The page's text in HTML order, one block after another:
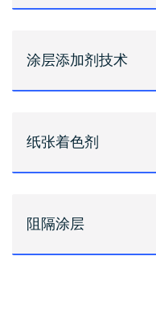
涂层添加剂技术
纸张着色剂
阻隔涂层